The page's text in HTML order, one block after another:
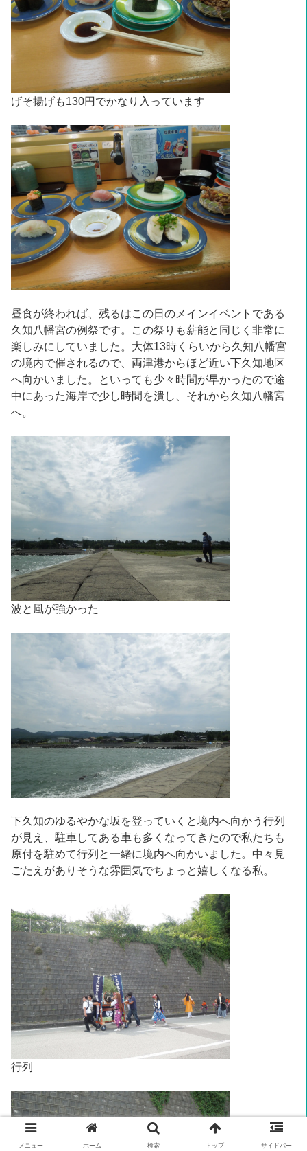
げそ揚げも130円でかなり入っています
昼食が終われば、残るはこの日のメインイベントである
久知八幡宮の例祭です。この祭りも薪能と同じく非常に
楽しみにしていました。大体13時くらいから久知八幡宮
の境内で催されるので、両津港からほど近い下久知地区
へ向かいました。といっても少々時間が早かったので途
中にあった海岸で少し時間を潰し、それから久知八幡宮
へ。
波と風が強かった
下久知のゆるやかな坂を登っていくと境内へ向かう行列
が見え、駐車してある車も多くなってきたので私たちも
原付を駐めて行列と一緒に境内へ向かいました。中々見
ごたえがありそうな雰囲気でちょっと嬉しくなる私。
行列
メニュー ホーム 検索 トップ サイドバー